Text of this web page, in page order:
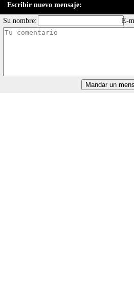
Escribir nuevo mensaje:
Su nombre:
E-